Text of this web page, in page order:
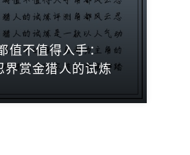
值不值得入手：
界赏金猎人的试炼